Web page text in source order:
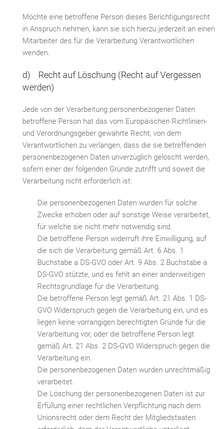
Möchte eine betroffene Person dieses Berichtigungsrecht
in Anspruch nehmen, kann sie sich hierzu jederzeit an einen
Mitarbeiter des für die Verarbeitung Verantwortlichen
wenden.
d) Recht auf Löschung (Recht auf Vergessen
werden)
Jede von der Verarbeitung personenbezogener Daten
betroffene Person hat das vom Europäischen Richtlinien-
und Verordnungsgeber gewährte Recht, von dem
Verantwortlichen zu verlangen, dass die sie betreffenden
personenbezogenen Daten unverzüglich gelöscht werden,
sofern einer der folgenden Gründe zutrifft und soweit die
Verarbeitung nicht erforderlich ist:
Die personenbezogenen Daten wurden für solche
Zwecke erhoben oder auf sonstige Weise verarbeitet,
für welche sie nicht mehr notwendig sind.
Die betroffene Person widerruft ihre Einwilligung, auf
die sich die Verarbeitung gemäß Art. 6 Abs. 1
Buchstabe a DS-GVO oder Art. 9 Abs. 2 Buchstabe a
DS-GVO stützte, und es fehlt an einer anderweitigen
Rechtsgrundlage für die Verarbeitung.
Die betroffene Person legt gemäß Art. 21 Abs. 1 DS-
GVO Widerspruch gegen die Verarbeitung ein, und es
liegen keine vorrangigen berechtigten Gründe für die
Verarbeitung vor, oder die betroffene Person legt
gemäß Art. 21 Abs. 2 DS-GVO Widerspruch gegen die
Verarbeitung ein.
Die personenbezogenen Daten wurden unrechtmäßig
verarbeitet.
Die Löschung der personenbezogenen Daten ist zur
Erfüllung einer rechtlichen Verpflichtung nach dem
Unionsrecht oder dem Recht der Mitgliedstaaten